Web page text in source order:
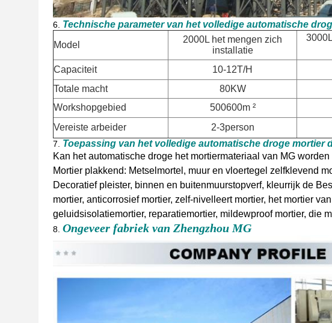
6. Technische parameter van het volledige automatische
Model
2000L het mengen zich
installatie
Capaciteit
10-12T/H
Totale macht
80KW
Workshopgebied
500600m ²
Vereiste arbeider
2-3person
7. Toepassing van het volledige automatische droge mortier
Kan het automatische droge het mortiermateriaal van MG
Mortier plakkend: Metselmortel, muur en vloertegel zelfklevend
Decoratief pleister, binnen en buitenmuurstopverf, kleurrijk de
mortier, anticorrosief mortier, zelf-nivelleert mortier, het mortier
geluidsisolatiemortier, reparatiemortier, mildewproof mortier, die
8. Ongeveer fabriek van Zhengzhou MG